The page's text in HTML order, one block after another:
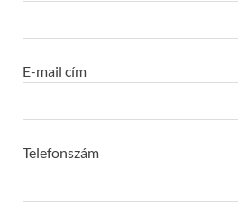
E-mail cím
Telefonszám